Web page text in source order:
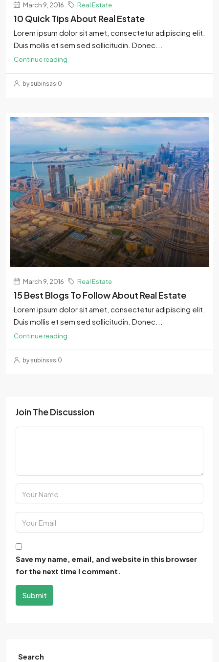
March 9, 2016 Real Estate
10 Quick Tips About Real Estate
Lorem ipsum dolor sit amet, consectetur adipiscing elit.
Duis mollis et sem sed sollicitudin. Donec...
Continue reading
by subinsasi0
March 9, 2016 Real Estate
15 Best Blogs To Follow About Real Estate
Lorem ipsum dolor sit amet, consectetur adipiscing elit.
Duis mollis et sem sed sollicitudin. Donec...
Continue reading
by subinsasi0
Join The Discussion
Save my name, email, and website in this browser
for the next time I comment.
Submit
Search